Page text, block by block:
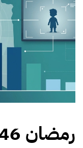
رمضان 1446هـ/ 2025م